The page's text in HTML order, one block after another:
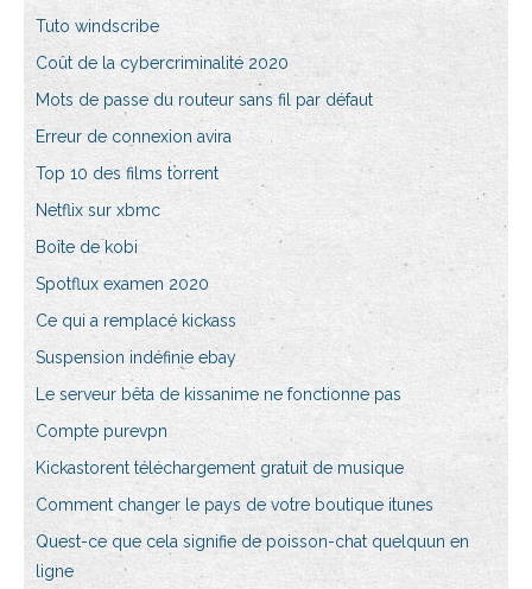
Tuto windscribe
Coût de la cybercriminalité 2020
Mots de passe du routeur sans fil par défaut
Erreur de connexion avira
Top 10 des films torrent
Netflix sur xbmc
Boîte de kobi
Spotflux examen 2020
Ce qui a remplacé kickass
Suspension indéfinie ebay
Le serveur bêta de kissanime ne fonctionne pas
Compte purevpn
Kickastorent téléchargement gratuit de musique
Comment changer le pays de votre boutique itunes
Quest-ce que cela signifie de poisson-chat quelquun en
ligne